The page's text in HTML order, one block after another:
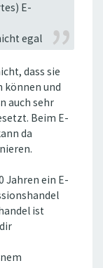
E-
egal
dass sie
können und
auch sehr
Beim E-
da
Jahren ein E-
ist